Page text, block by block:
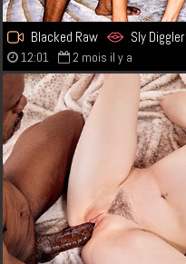
Blacked Raw Sly Diggler
12:01 2 mois il y a